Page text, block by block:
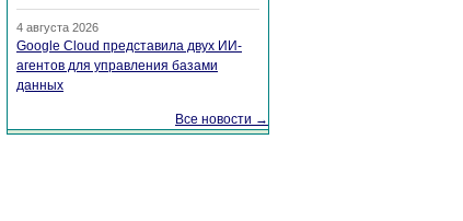
4 августа 2026
Google Cloud представила двух ИИ-
агентов для управления базами
данных
Все новости →